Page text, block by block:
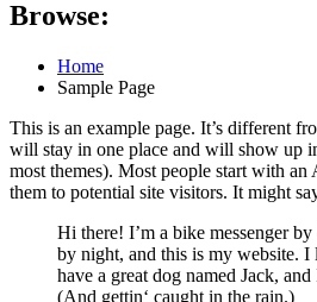
Browse:
Home
Sample Page
This is an example page. It’s different
will stay in one place and will show up
most themes). Most people start with an
them to potential site visitors. It might
Hi there! I’m a bike messenger
by night, and this is my website. I
have a great dog named Jack,
(And gettin‘ caught in the rain.)